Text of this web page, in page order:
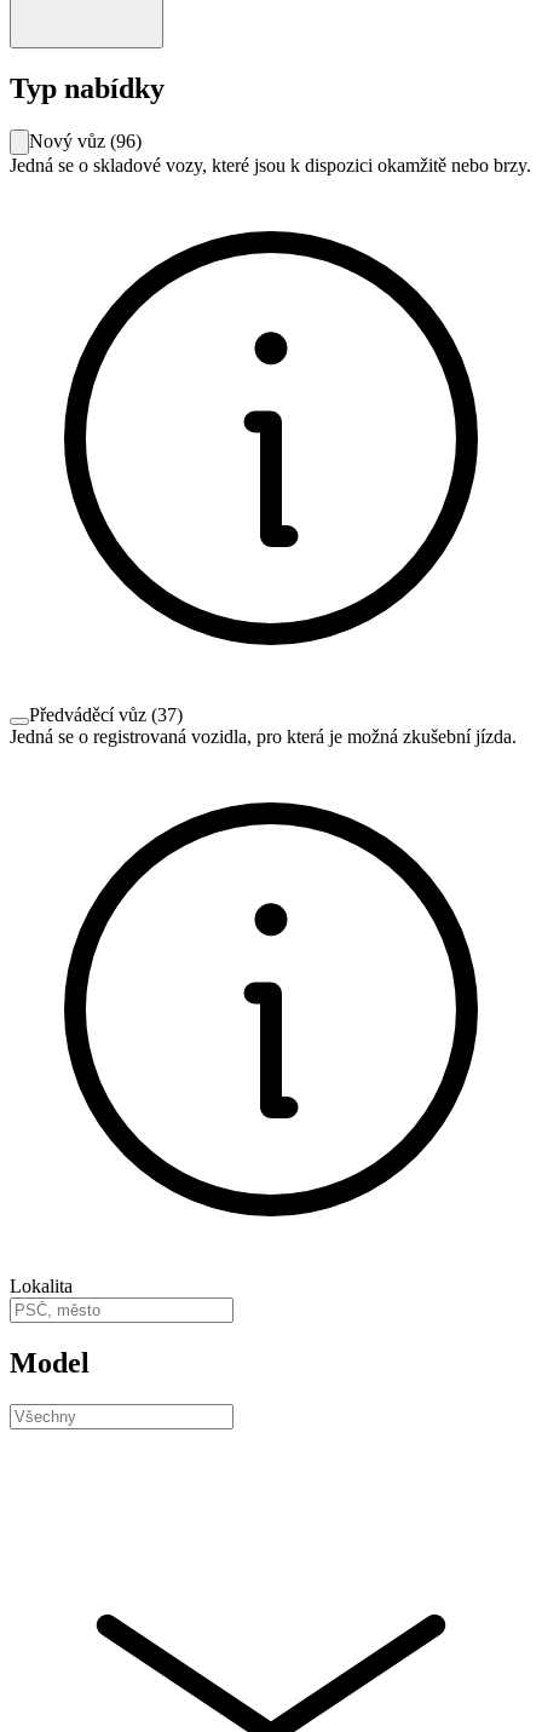
Typ nabídky
Nový vůz (96)
Jedná se o skladové vozy, které jsou k dispozici okamžitě nebo brzy.
Předváděcí vůz (37)
Jedná se o registrovaná vozidla, pro která je možná zkušební jízda.
Lokalita
Model